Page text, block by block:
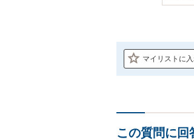
マイリストに
この質問に回